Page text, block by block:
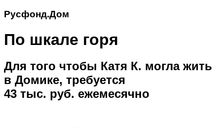
Русфонд.Дом
По шкале горя
Для того чтобы Катя К. могла жить
в Домике, требуется
43 тыс. руб. ежемесячно